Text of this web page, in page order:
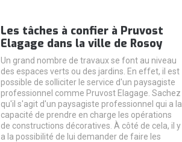
Les tâches à confier à Pruvost
Elagage dans la ville de Rosoy
Un grand nombre de travaux se font au niveau
des espaces verts ou des jardins. En effet, il est
possible de solliciter le service d'un paysagiste
professionnel comme Pruvost Elagage. Sachez
qu'il s'agit d'un paysagiste professionnel qui a la
capacité de prendre en charge les opérations
de constructions décoratives. À côté de cela, il y
a la possibilité de lui demander de faire les